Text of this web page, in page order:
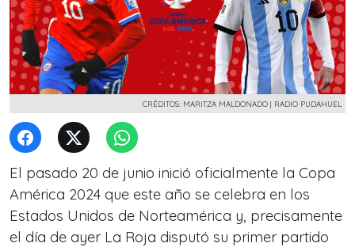
CRÉDITOS: MARITZA MALDONADO | RADIO PUDAHUEL
El pasado 20 de junio inició oficialmente la Copa
América 2024 que este año se celebra en los
Estados Unidos de Norteamérica y, precisamente
el día de ayer La Roja disputó su primer partido